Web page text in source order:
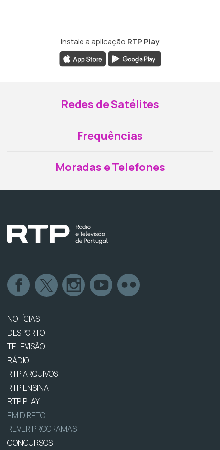
Instale a aplicação RTP Play
Redes de Satélites
Frequências
Moradas e Telefones
NOTÍCIAS
DESPORTO
TELEVISÃO
RÁDIO
RTP ARQUIVOS
RTP ENSINA
RTP PLAY
EM DIRETO
REVER PROGRAMAS
CONCURSOS